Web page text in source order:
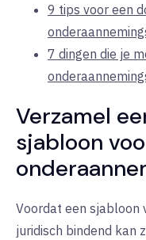
9 tips voor een
7 dingen die je
Verzamel
sjabloon
Voordat een sjabloon
juridisch bindend kan